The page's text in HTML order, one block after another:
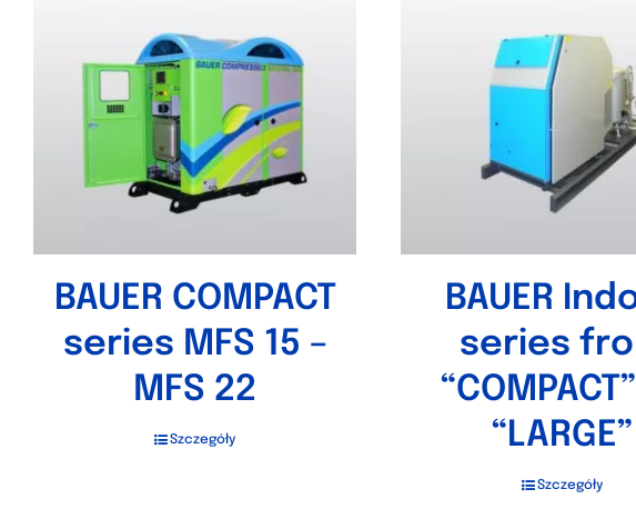
BAUER COMPACT
series MFS 15 –
MFS 22
Szczegóły
BAUER
series
“LARGE”
Szczegóły